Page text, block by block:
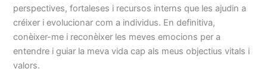
perspectives, fortaleses i recursos interns que les ajudin a
créixer i evolucionar com a individus. En definitiva,
conèixer-me i reconèixer les meves emocions per a
entendre i guiar la meva vida cap als meus objectius vitals i
valors.